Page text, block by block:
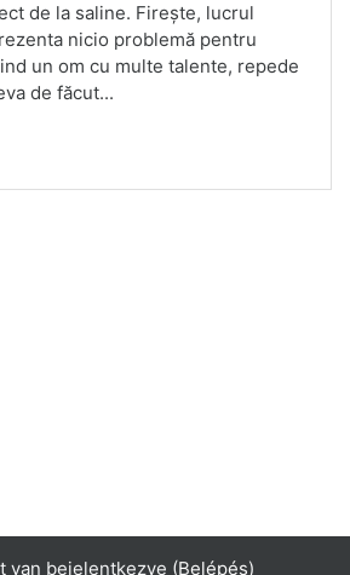
de la saline. Firește, lucrul
nicio problemă pentru
un om cu multe talente, repede
de făcut...
van bejelentkezve (Belépés)